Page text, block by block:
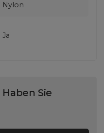
Nylon
Ja
Sie